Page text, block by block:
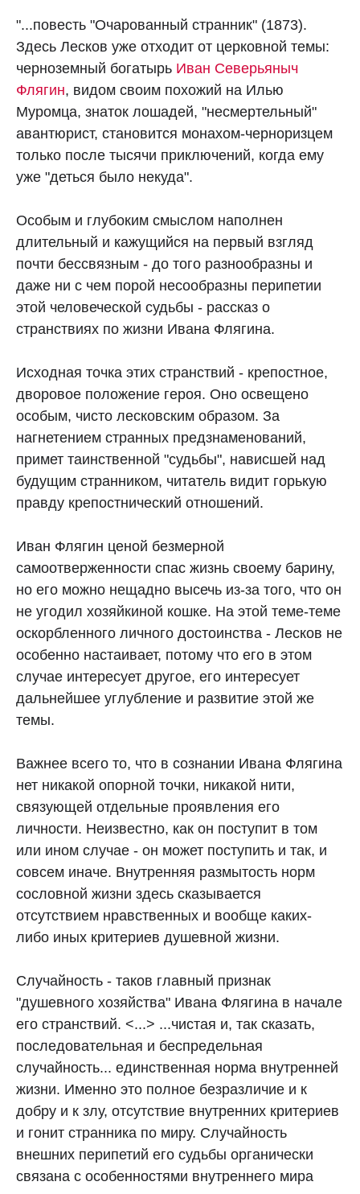
"...повесть "Очарованный странник" (1873).
Здесь Лесков уже отходит от церковной темы:
черноземный богатырь Иван Северьяныч
Флягин, видом своим похожий на Илью
Муромца, знаток лошадей, "несмертельный"
авантюрист, становится монахом-черноризцем
только после тысячи приключений, когда ему
уже "деться было некуда".
Особым и глубоким смыслом наполнен
длительный и кажущийся на первый взгляд
почти бессвязным - до того разнообразны и
даже ни с чем порой несообразны перипетии
этой человеческой судьбы - рассказ о
странствиях по жизни Ивана Флягина.
Исходная точка этих странствий - крепостное,
дворовое положение героя. Оно освещено
особым, чисто лесковским образом. За
нагнетением странных предзнаменований,
примет таинственной "судьбы", нависшей над
будущим странником, читатель видит горькую
правду крепостнический отношений.
Иван Флягин ценой безмерной
самоотверженности спас жизнь своему барину,
но его можно нещадно высечь из-за того, что он
не угодил хозяйкиной кошке. На этой теме-теме
оскорбленного личного достоинства - Лесков не
особенно настаивает, потому что его в этом
случае интересует другое, его интересует
дальнейшее углубление и развитие этой же
темы.
Важнее всего то, что в сознании Ивана Флягина
нет никакой опорной точки, никакой нити,
связующей отдельные проявления его
личности. Неизвестно, как он поступит в том
или ином случае - он может поступить и так, и
совсем иначе. Внутренняя размытость норм
сословной жизни здесь сказывается
отсутствием нравственных и вообще каких-
либо иных критериев душевной жизни.
Случайность - таков главный признак
"душевного хозяйства" Ивана Флягина в начале
его странствий. <...> ...чистая и, так сказать,
последовательная и беспредельная
случайность... единственная норма внутренней
жизни. Именно это полное безразличие и к
добру и к злу, отсутствие внутренних критериев
и гонит странника по миру. Случайность
внешних перипетий его судьбы органически
связана с особенностями внутреннего мира